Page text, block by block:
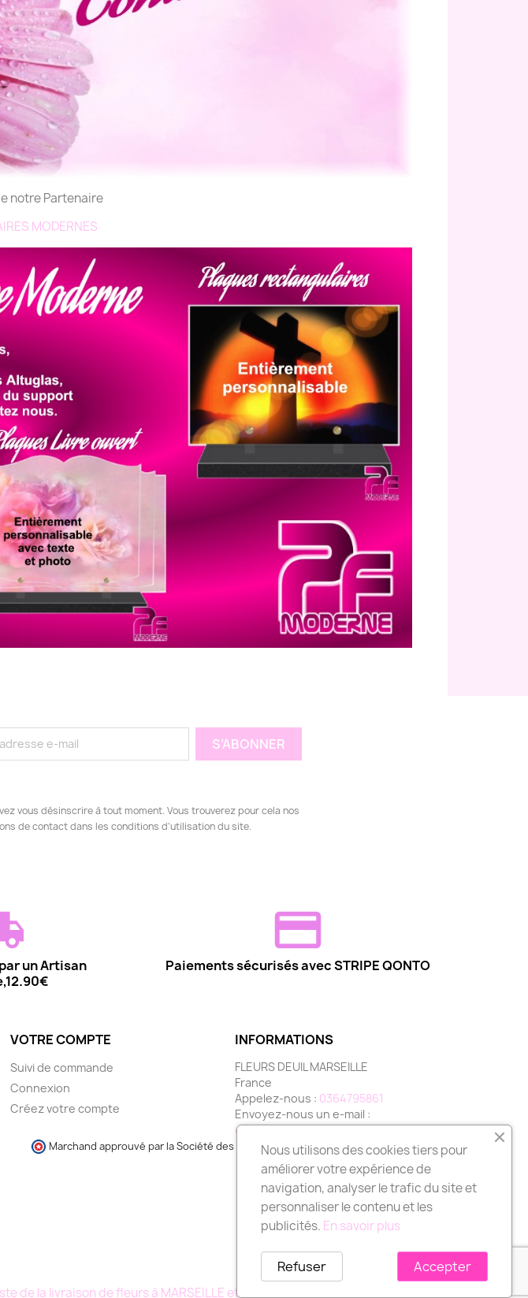
notre Partenaire
MODERNES
vous désinscrire à tout moment. Vous trouverez pour cela nos
de contact dans les conditions d'utilisation du site.
un Artisan
Paiements sécurisés avec STRIPE QONTO
VOTRE COMPTE
Suivi de commande
Connexion
Créez votre compte
INFORMATIONS
FLEURS DEUIL MARSEILLE
France
Appelez-nous : 0364795861
Envoyez-nous un e-mail :
contact@fleurs-deuil-marseille.com
Marchand approuvé par la Société des Avis Garantis,cliquez ici pour vérifier.
de la livraison de fleurs à MARSEILLE et région
Nous utilisons des cookies tiers pour
améliorer votre expérience de
navigation, analyser le trafic du site et
personnaliser le contenu et les
publicités. En savoir plus
Accepter
Refuser